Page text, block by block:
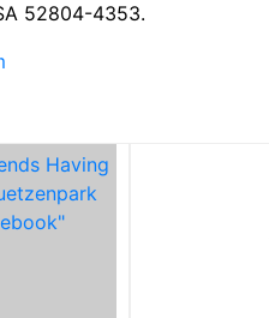
52804-4353.
Having